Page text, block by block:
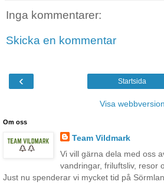
Inga kommentarer:
Skicka en kommentar
‹ Startsida
Visa webbversion
Om oss
Team Vildmark
Vi vill gärna dela med oss
vandringar, friluftsliv, resor
Just nu spenderar vi mycket tid på